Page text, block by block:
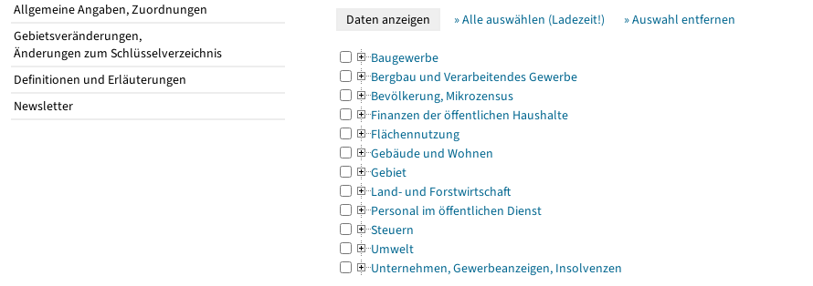
Allgemeine Angaben, Zuordnungen
Gebietsveränderungen,
Änderungen zum Schlüsselverzeichnis
Definitionen und Erläuterungen
Newsletter
» Alle auswählen (Ladezeit!) » Auswahl entfernen
Baugewerbe
Bergbau und Verarbeitendes Gewerbe
Bevölkerung, Mikrozensus
Finanzen der öffentlichen Haushalte
Flächennutzung
Gebäude und Wohnen
Gebiet
Land- und Forstwirtschaft
Personal im öffentlichen Dienst
Steuern
Umwelt
Unternehmen, Gewerbeanzeigen, Insolvenzen